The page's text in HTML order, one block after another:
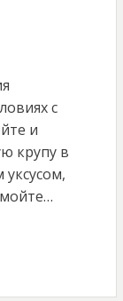
с
и
крупу в